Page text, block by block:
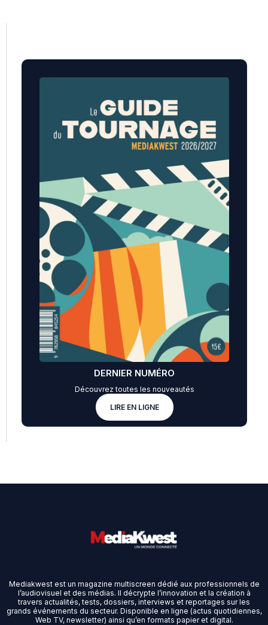
DERNIER NUMÉRO
Découvrez toutes les nouveautés
LIRE EN LIGNE
Mediakwest est un magazine multiscreen dédié aux professionnels de
l’audiovisuel et des médias. Il décrypte l’innovation et la création à
travers actualités, tests, dossiers, interviews et reportages sur les
grands événements du secteur. Disponible en ligne (actus quotidiennes,
Web TV, newsletter) ainsi qu’en formats papier et digital.